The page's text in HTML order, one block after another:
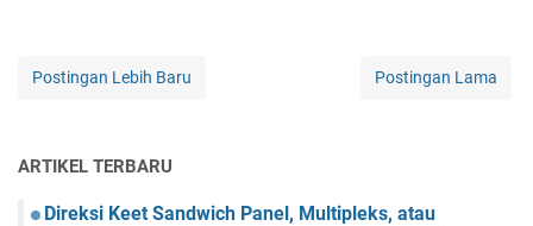
Postingan Lebih Baru Postingan Lama
ARTIKEL TERBARU
Direksi Keet Sandwich Panel, Multipleks, atau